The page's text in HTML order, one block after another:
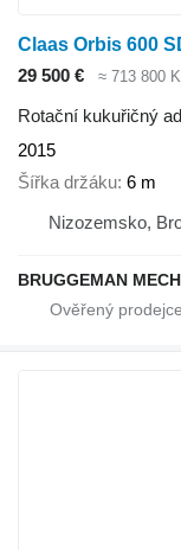
Claas Orbis 600
29 500 €
≈ 713 800
Rotační kukuřičný
2015
Šířka držáku 6 m
Nizozemsko,
BRUGGEMAN